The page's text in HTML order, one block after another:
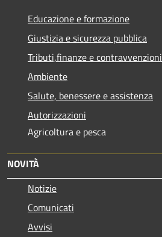
Educazione e formazione
Giustizia e sicurezza pubblica
Tributi,finanze e contravvenzioni
Ambiente
Salute, benessere e assistenza
Autorizzazioni
Agricoltura e pesca
NOVITÀ
Notizie
Comunicati
Avvisi